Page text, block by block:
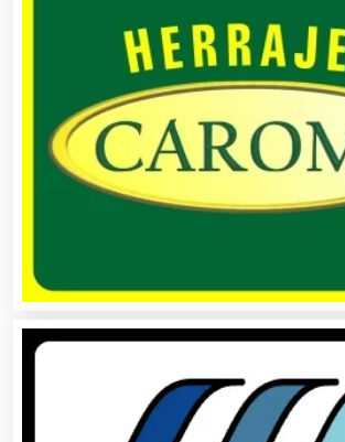
Automatización
Automóviles Nuevos y Usados
Avaluos
Balnearios